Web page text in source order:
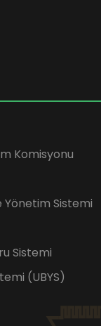
Komisyonu
Yönetim Sistemi
Sistemi
(UBYS)